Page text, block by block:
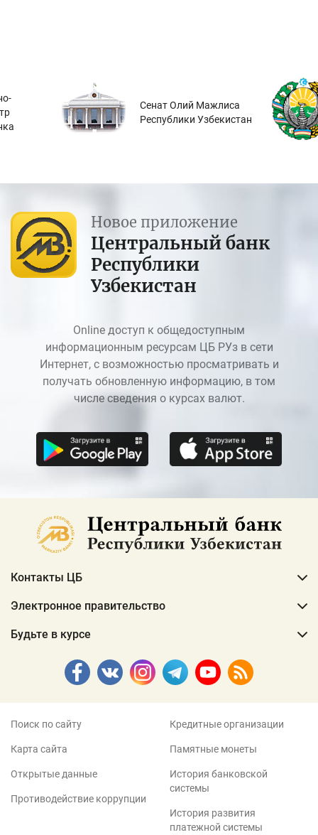
Сенат Олий Мажлиса
Республики Узбекистан
Новое приложение
Центральный банк
Республики
Узбекистан
Online доступ к общедоступным
информационным ресурсам ЦБ РУз в сети
Интернет, с возможностью просматривать и
получать обновленную информацию, в том
числе сведения о курсах валют.
Контакты ЦБ
Электронное правительство
Будьте в курсе
Поиск по сайту
Карта сайта
Открытые данные
Противодействие коррупции
Кредитные организации
Памятные монеты
История банковской
системы
История развития
платежной системы